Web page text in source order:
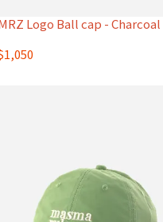
Logo Ball cap - Charcoal